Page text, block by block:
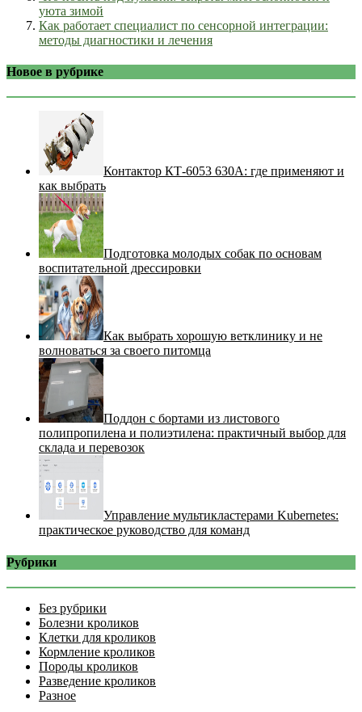
уюта зимой
Как работает специалист по сенсорной интеграции:
методы диагностики и лечения
Новое в рубрике
Контактор КТ-6053 630А: где применяют и
как выбрать
Подготовка молодых собак по основам
воспитательной дрессировки
Как выбрать хорошую ветклинику и не
волноваться за своего питомца
Поддон с бортами из листового
полипропилена и полиэтилена: практичный выбор для
склада и перевозок
Управление мультикластерами Kubernetes:
практическое руководство для команд
Рубрики
Без рубрики
Болезни кроликов
Клетки для кроликов
Кормление кроликов
Породы кроликов
Разведение кроликов
Разное